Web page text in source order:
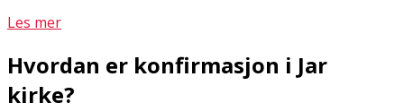
Les mer
Hvordan er konfirmasjon i Jar
kirke?